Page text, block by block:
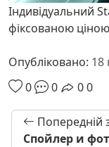
Індивідуальний
фіксованою
Опубліковано: 18
0
0 00
Попередній
Спойлер и